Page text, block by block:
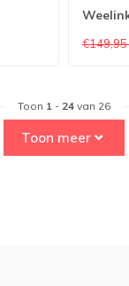
Daisy
€149,95
Toon 1- 24van 26
Toon meer